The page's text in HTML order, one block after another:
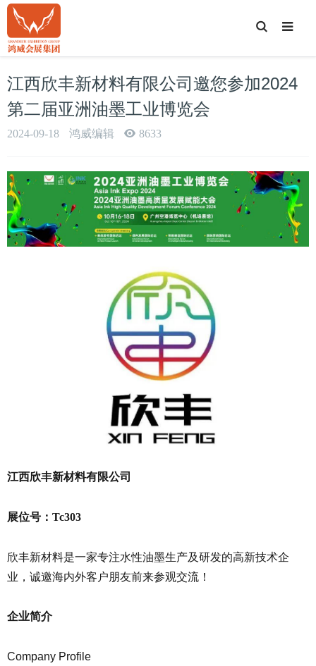
T
o
g
S
e
江西欣丰新材料有限公司邀您参加2024
第二届亚洲油墨工业博览会
2024-09-18 鸿威编辑 8633
江西欣丰新材料有限公司
展位号：Tc303
欣丰新材料是一家专注水性油墨生产及研发的高新技术企
业，诚邀海内外客户朋友前来参观交流！
企业简介
Company Profile